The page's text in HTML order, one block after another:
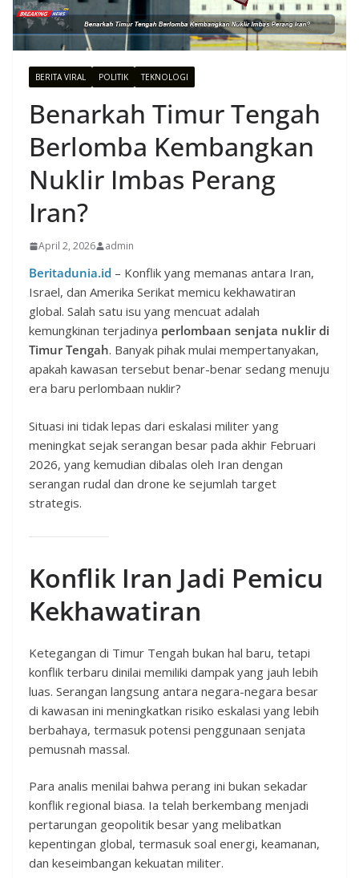
BERITA VIRAL POLITIK TEKNOLOGI
Benarkah Timur Tengah
Berlomba Kembangkan
Nuklir Imbas Perang
Iran?
April 2, 2026 admin
Beritadunia.id – Konflik yang memanas antara Iran,
Israel, dan Amerika Serikat memicu kekhawatiran
global. Salah satu isu yang mencuat adalah
kemungkinan terjadinya perlombaan senjata nuklir di
Timur Tengah. Banyak pihak mulai mempertanyakan,
apakah kawasan tersebut benar-benar sedang menuju
era baru perlombaan nuklir?
Situasi ini tidak lepas dari eskalasi militer yang
meningkat sejak serangan besar pada akhir Februari
2026, yang kemudian dibalas oleh Iran dengan
serangan rudal dan drone ke sejumlah target
strategis.
Konflik Iran Jadi Pemicu
Kekhawatiran
Ketegangan di Timur Tengah bukan hal baru, tetapi
konflik terbaru dinilai memiliki dampak yang jauh lebih
luas. Serangan langsung antara negara-negara besar
di kawasan ini meningkatkan risiko eskalasi yang lebih
berbahaya, termasuk potensi penggunaan senjata
pemusnah massal.
Para analis menilai bahwa perang ini bukan sekadar
konflik regional biasa. Ia telah berkembang menjadi
pertarungan geopolitik besar yang melibatkan
kepentingan global, termasuk soal energi, keamanan,
dan keseimbangan kekuatan militer.